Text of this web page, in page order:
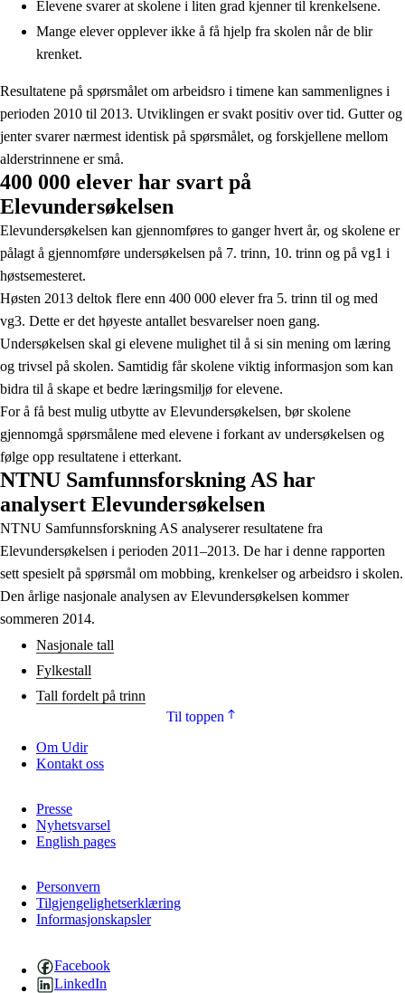
Elevene svarer at skolene i liten grad kjenner til krenkelsene.
Mange elever opplever ikke å få hjelp fra skolen når de blir
krenket.
Resultatene på spørsmålet om arbeidsro i timene kan sammenlignes i
perioden 2010 til 2013. Utviklingen er svakt positiv over tid. Gutter og
jenter svarer nærmest identisk på spørsmålet, og forskjellene mellom
alderstrinnene er små.
400 000 elever har svart på
Elevundersøkelsen
Elevundersøkelsen kan gjennomføres to ganger hvert år, og skolene er
pålagt å gjennomføre undersøkelsen på 7. trinn, 10. trinn og på vg1 i
høstsemesteret.
Høsten 2013 deltok flere enn 400 000 elever fra 5. trinn til og med
vg3. Dette er det høyeste antallet besvarelser noen gang.
Undersøkelsen skal gi elevene mulighet til å si sin mening om læring
og trivsel på skolen. Samtidig får skolene viktig informasjon som kan
bidra til å skape et bedre læringsmiljø for elevene.
For å få best mulig utbytte av Elevundersøkelsen, bør skolene
gjennomgå spørsmålene med elevene i forkant av undersøkelsen og
følge opp resultatene i etterkant.
NTNU Samfunnsforskning AS har
analysert Elevundersøkelsen
NTNU Samfunnsforskning AS analyserer resultatene fra
Elevundersøkelsen i perioden 2011–2013. De har i denne rapporten
sett spesielt på spørsmål om mobbing, krenkelser og arbeidsro i skolen.
Den årlige nasjonale analysen av Elevundersøkelsen kommer
sommeren 2014.
Nasjonale tall
Fylkestall
Tall fordelt på trinn
Til toppen
Om Udir
Kontakt oss
Presse
Nyhetsvarsel
English pages
Personvern
Tilgjengelighetserklæring
Informasjonskapsler
Facebook
LinkedIn